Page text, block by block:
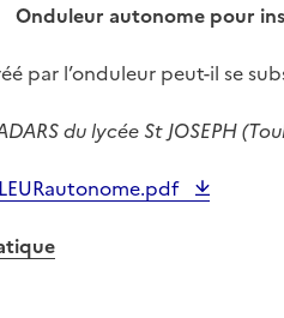
Onduleur autonome pour
par l’onduleur peut-il se
du lycée St JOSEPH